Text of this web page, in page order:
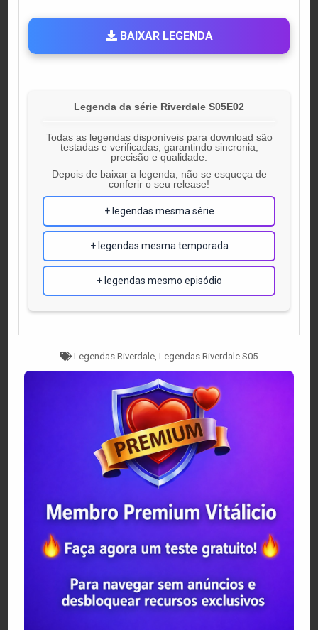
BAIXAR LEGENDA
Legenda da série Riverdale S05E02
Todas as legendas disponíveis para download são
testadas e verificadas, garantindo sincronia,
precisão e qualidade.
Depois de baixar a legenda, não se esqueça de
conferir o seu release!
+ legendas mesma série
+ legendas mesma temporada
+ legendas mesmo episódio
Tagged
Legendas Riverdale Legendas Riverdale S05